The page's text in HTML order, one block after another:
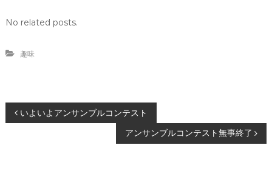
で
開
No related posts.
趣味
投いよいよアンサンブルコンテスト
アンサンブルコンテスト無事終了